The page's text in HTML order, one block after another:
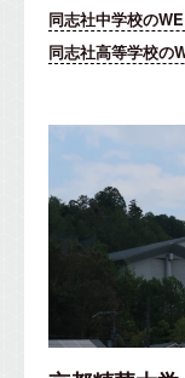
同志社中学校の
同志社高等学校の